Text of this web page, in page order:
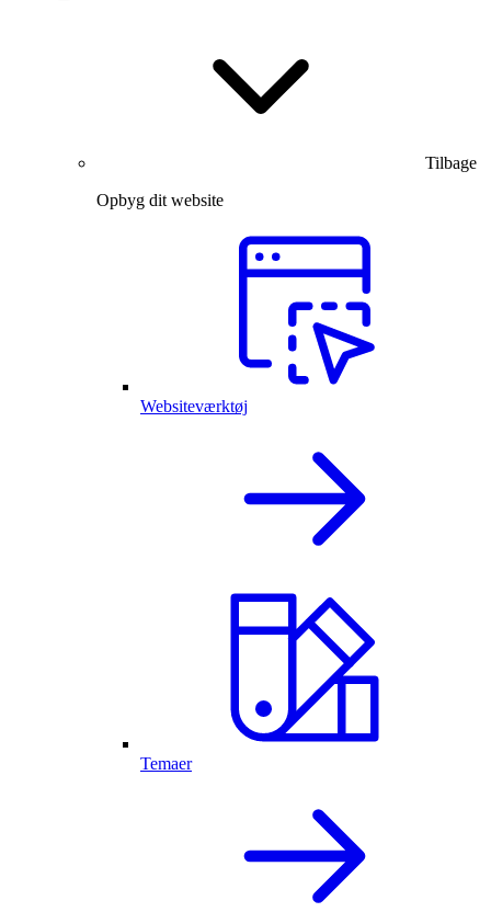
Tilbage
Opbyg dit website
Websiteværktøj
Temaer